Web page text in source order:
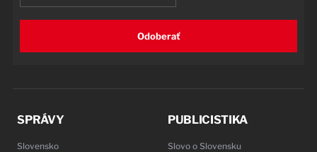
Odoberať
SPRÁVY
Slovensko
PUBLICISTIKA
Slovo o Slovensku